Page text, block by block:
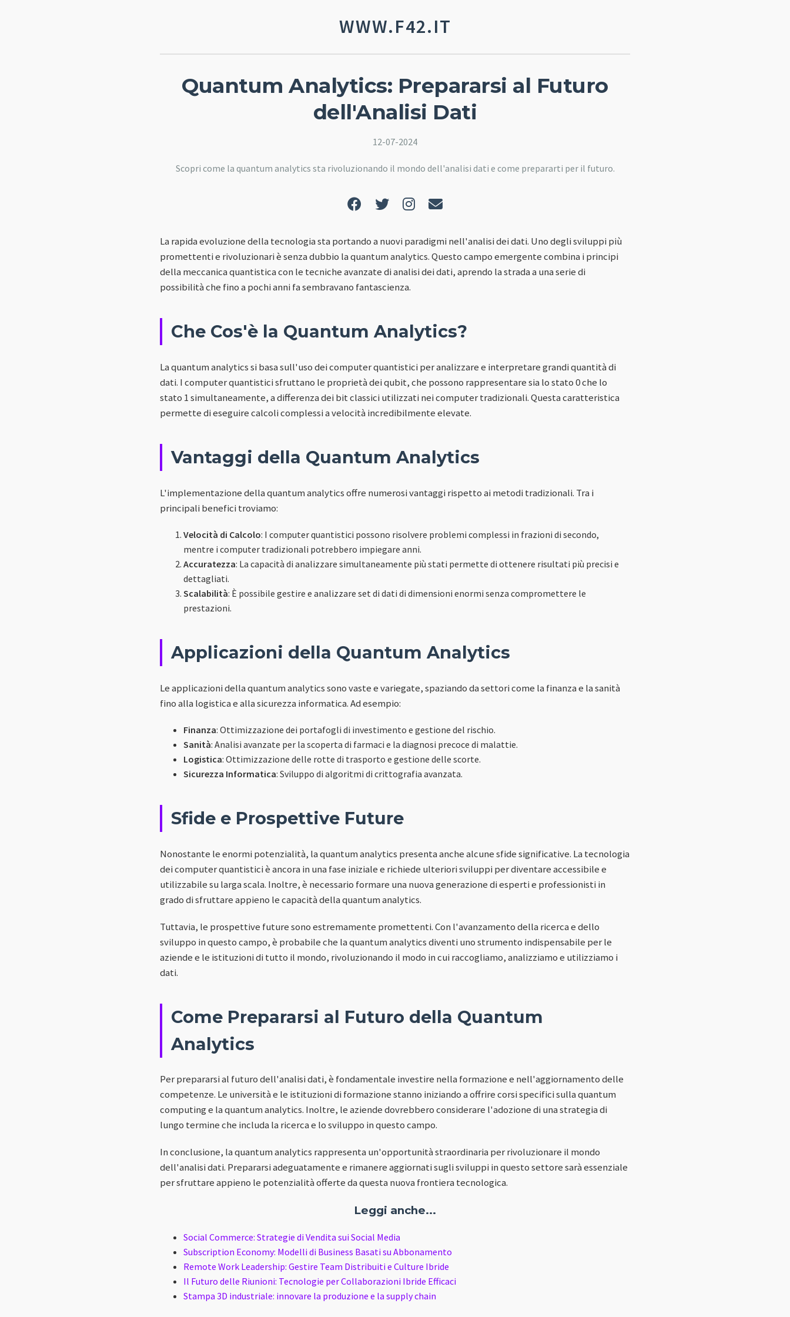
WWW.F42.IT
Quantum Analytics: Prepararsi al Futuro
dell'Analisi Dati
12-07-2024
Scopri come la quantum analytics sta rivoluzionando il mondo dell'analisi dati e come prepararti per il futuro.
La rapida evoluzione della tecnologia sta portando a nuovi paradigmi nell'analisi dei dati. Uno degli sviluppi più
promettenti e rivoluzionari è senza dubbio la quantum analytics. Questo campo emergente combina i principi
della meccanica quantistica con le tecniche avanzate di analisi dei dati, aprendo la strada a una serie di
possibilità che fino a pochi anni fa sembravano fantascienza.
Che Cos'è la Quantum Analytics?
La quantum analytics si basa sull'uso dei computer quantistici per analizzare e interpretare grandi quantità di
dati. I computer quantistici sfruttano le proprietà dei qubit, che possono rappresentare sia lo stato 0 che lo
stato 1 simultaneamente, a differenza dei bit classici utilizzati nei computer tradizionali. Questa caratteristica
permette di eseguire calcoli complessi a velocità incredibilmente elevate.
Vantaggi della Quantum Analytics
L'implementazione della quantum analytics offre numerosi vantaggi rispetto ai metodi tradizionali. Tra i
principali benefici troviamo:
Velocità di Calcolo: I computer quantistici possono risolvere problemi complessi in frazioni di secondo,
mentre i computer tradizionali potrebbero impiegare anni.
Accuratezza: La capacità di analizzare simultaneamente più stati permette di ottenere risultati più precisi e
dettagliati.
Scalabilità: È possibile gestire e analizzare set di dati di dimensioni enormi senza compromettere le
prestazioni.
Applicazioni della Quantum Analytics
Le applicazioni della quantum analytics sono vaste e variegate, spaziando da settori come la finanza e la sanità
fino alla logistica e alla sicurezza informatica. Ad esempio:
Finanza: Ottimizzazione dei portafogli di investimento e gestione del rischio.
Sanità: Analisi avanzate per la scoperta di farmaci e la diagnosi precoce di malattie.
Logistica: Ottimizzazione delle rotte di trasporto e gestione delle scorte.
Sicurezza Informatica: Sviluppo di algoritmi di crittografia avanzata.
Sfide e Prospettive Future
Nonostante le enormi potenzialità, la quantum analytics presenta anche alcune sfide significative. La tecnologia
dei computer quantistici è ancora in una fase iniziale e richiede ulteriori sviluppi per diventare accessibile e
utilizzabile su larga scala. Inoltre, è necessario formare una nuova generazione di esperti e professionisti in
grado di sfruttare appieno le capacità della quantum analytics.
Tuttavia, le prospettive future sono estremamente promettenti. Con l'avanzamento della ricerca e dello
sviluppo in questo campo, è probabile che la quantum analytics diventi uno strumento indispensabile per le
aziende e le istituzioni di tutto il mondo, rivoluzionando il modo in cui raccogliamo, analizziamo e utilizziamo i
dati.
Come Prepararsi al Futuro della Quantum
Analytics
Per prepararsi al futuro dell'analisi dati, è fondamentale investire nella formazione e nell'aggiornamento delle
competenze. Le università e le istituzioni di formazione stanno iniziando a offrire corsi specifici sulla quantum
computing e la quantum analytics. Inoltre, le aziende dovrebbero considerare l'adozione di una strategia di
lungo termine che includa la ricerca e lo sviluppo in questo campo.
In conclusione, la quantum analytics rappresenta un'opportunità straordinaria per rivoluzionare il mondo
dell'analisi dati. Prepararsi adeguatamente e rimanere aggiornati sugli sviluppi in questo settore sarà essenziale
per sfruttare appieno le potenzialità offerte da questa nuova frontiera tecnologica.
Leggi anche...
Social Commerce: Strategie di Vendita sui Social Media
Subscription Economy: Modelli di Business Basati su Abbonamento
Remote Work Leadership: Gestire Team Distribuiti e Culture Ibride
Il Futuro delle Riunioni: Tecnologie per Collaborazioni Ibride Efficaci
Stampa 3D industriale: innovare la produzione e la supply chain